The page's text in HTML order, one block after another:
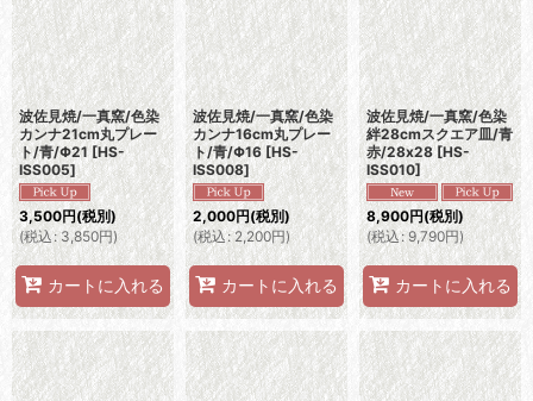
波佐見焼/一真窯/色染
カンナ21cm丸プレー
ト/青/Φ21 [HS-
ISS005]
3,500円(税別)
(税込: 3,850円)
カートに入れる
波佐見焼/一真窯/色染
カンナ16cm丸プレー
ト/青/Φ16 [HS-
ISS008]
2,000円(税別)
(税込: 2,200円)
カートに入れる
波佐見焼/一真窯/色染
絆28cmスクエア皿/青
赤/28x28 [HS-
ISS010]
8,900円(税別)
(税込: 9,790円)
カートに入れる